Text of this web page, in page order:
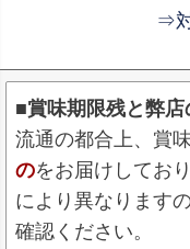
⇒
■賞味期限残と弊
流通の都合上、賞
のをお届けしてお
により異なります
確認ください。